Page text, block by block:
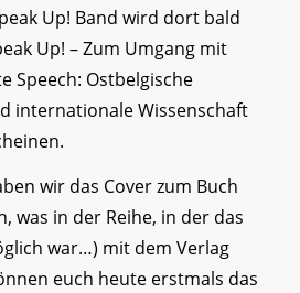
Up! Band wird dort bald
Up! – Zum Umgang mit
Speech: Ostbelgische
internationale Wissenschaft
wir das Cover zum Buch
was in der Reihe, in der das
war…) mit dem Verlag
euch heute erstmals das